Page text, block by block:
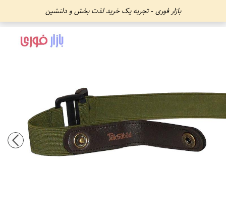
بازار فوری - تجربه یک خرید لذت بخش و دلنشین